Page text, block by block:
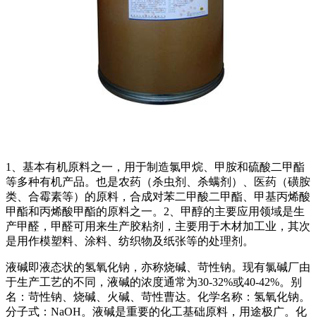
1、基本有机原料之一，用于制造氯甲烷、甲胺和硫酸二甲酯
等多种有机产品。也是农药（杀虫剂、杀螨剂）、医药（磺胺
类、合霉素等）的原料，合成对苯二甲酸二甲酯、甲基丙烯酸
甲酯和丙烯酸甲酯的原料之一。2、甲醇的主要应用领域是生
产甲醛，甲醛可用来生产胶粘剂，主要用于木材加工业，其次
是用作模塑料、涂料、纺织物及纸张等的处理剂。
液碱即液态状的氢氧化钠，亦称烧碱、苛性钠。现有氯碱厂由
于生产工艺的不同，液碱的浓度通常为30-32%或40-42%。别
名：苛性钠、烧碱、火碱、苛性曹达。化学名称：氢氧化钠。
分子式：NaOH。液碱是重要的化工基础原料，用途极广。化